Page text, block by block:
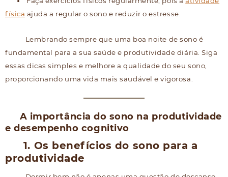
física ajuda a regular o sono e reduzir o estresse.
Lembrando sempre que uma boa noite de sono é
fundamental para a sua saúde e produtividade diária. Siga
essas dicas simples e melhore a qualidade do seu sono,
proporcionando uma vida mais saudável e vigorosa.
A importância do sono na produtividade
e desempenho cognitivo
1. Os benefícios do sono para a
produtividade